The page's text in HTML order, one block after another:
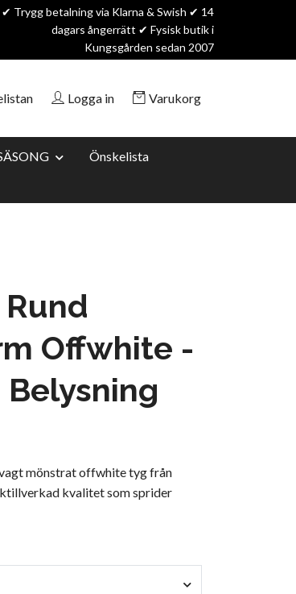
✔ Trygg betalning via Klarna & Swish ✔ 14
dagars ångerrätt ✔ Fysisk butik i
Kungsgården sedan 2007
Logga in Varukorg
Önskelista
Offwhite -
mönstrat offwhite tyg från
kvalitet som sprider